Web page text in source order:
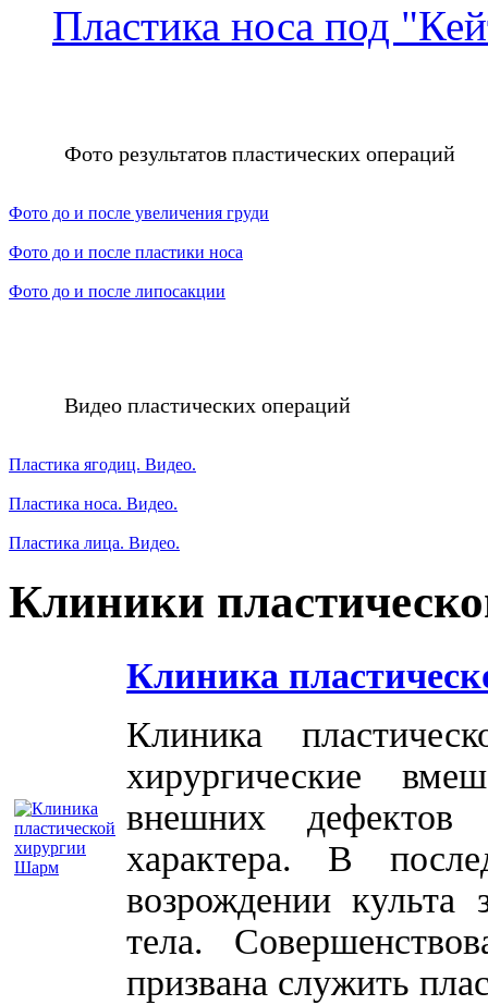
Пластика носа под
Фото результатов пластических операций
Фото до и после увеличения груди
Фото до и после пластики носа
Фото до и после липосакции
Видео пластических операций
Пластика ягодиц. Видео.
Пластика носа. Видео.
Пластика лица. Видео.
Клиники
Клиника
Клиника
хирургические
внешних дефектов
характера. В
возрождении культа
тела.
призвана служить